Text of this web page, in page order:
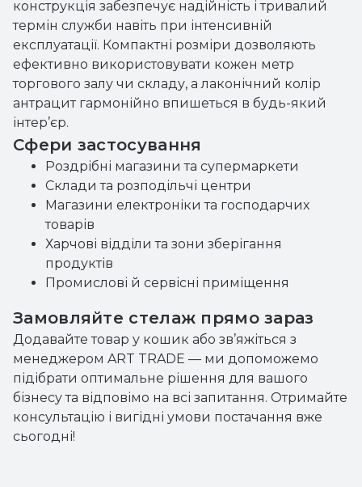
конструкція забезпечує надійність і тривалий
термін служби навіть при інтенсивній
експлуатації. Компактні розміри дозволяють
ефективно використовувати кожен метр
торгового залу чи складу, а лаконічний колір
антрацит гармонійно впишеться в будь-який
інтер’єр.
Сфери застосування
Роздрібні магазини та супермаркети
Склади та розподільчі центри
Магазини електроніки та господарчих
товарів
Харчові відділи та зони зберігання
продуктів
Промислові й сервісні приміщення
Замовляйте стелаж прямо зараз
Додавайте товар у кошик або зв’яжіться з
менеджером ART TRADE — ми допоможемо
підібрати оптимальне рішення для вашого
бізнесу та відповімо на всі запитання. Отримайте
консультацію і вигідні умови постачання вже
сьогодні!